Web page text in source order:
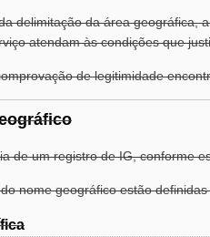
delimitação da área
atendam às condições que
de legitimidade
de um registro de IG, conforme
nome geográfico estão